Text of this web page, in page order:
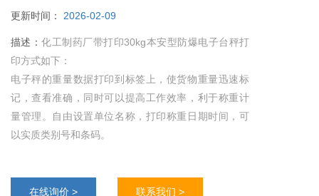
更新时间： 2026-02-09
描述：化工制药厂带打印30kg本安型防爆电子台秤打
印方式如下：
电子秤的重量数据打印到标签上，使货物重量迅速标
记，查看准确，同时可以提高工作效率，利于称重计
量管理。自由设置单位名称，打印称重日期时间，可
以实质类别号和条码。
在线询价 > 联系我们 >